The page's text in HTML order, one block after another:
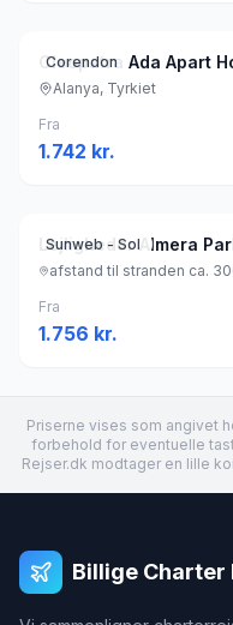
Corendon
Cleopatra Ada Apart
Alanya, Tyrkiet
Fra
1.742 kr.
Sunweb - Sol
Lejligheder Almera
Fra
1.756 kr.
Priserne vises som angivet
forbehold for eventuelle
Rejser.dk modtager en lille
Billige Charter